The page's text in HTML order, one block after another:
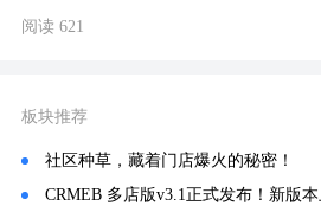
阅读 621
板块推荐
社区种草，藏着门店爆火的秘密！
CRMEB 多店版v3.1正式发布！新版